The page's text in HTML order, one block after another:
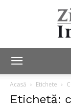
Acasă Etichete
Etichetă: